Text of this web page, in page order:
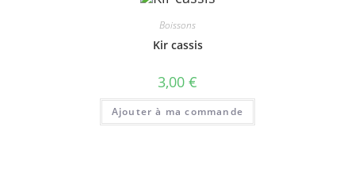
Boissons
Kir cassis
3,00 €
Ajouter à ma commande